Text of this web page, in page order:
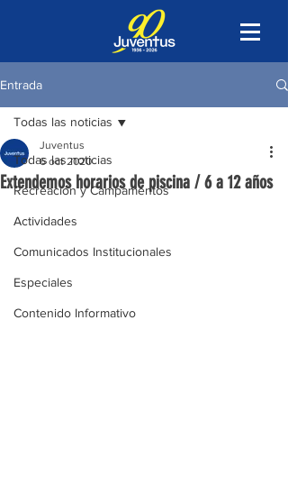
Entrada
Todas las noticias
Recreación y Campamentos
Actividades
Comunicados Institucionales
Especiales
Contenido Informativo
Todas las noticias
Extendemos horarios de piscina / 6 a 12 años
Juventus
6 oct 2020